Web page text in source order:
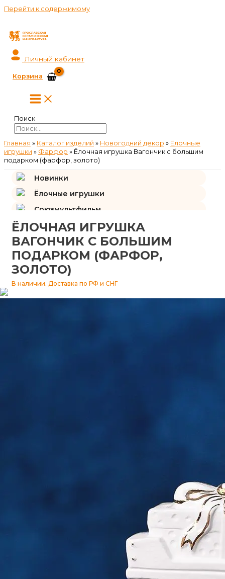
Перейти к содержимому
Личный кабинет
Корзина
Поиск
Главная » Каталог изделий » Новогодний декор » Ёлочные
игрушки » Фарфор » Ёлочная игрушка Вагончик с большим
подарком (фарфор, золото)
Новинки
Ёлочные игрушки
Союзмультфильм
Подарки и сувениры
Изразцы
ЁЛОЧНАЯ ИГРУШКА
ВАГОНЧИК С БОЛЬШИМ
ПОДАРКОМ (ФАРФОР,
ЗОЛОТО)
В наличии. Доставка по РФ и СНГ